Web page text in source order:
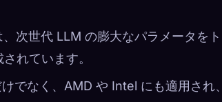
次世代 LLM の膨大なパラメータを
れています。
でなく、AMD や Intel にも適用され